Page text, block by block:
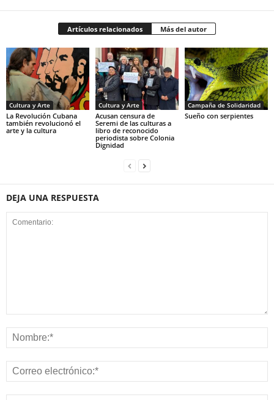
Artículos relacionados Más del autor
Cultura y Arte
La Revolución Cubana
también revolucionó el
arte y la cultura
Cultura y Arte
Acusan censura de
Seremi de las culturas a
libro de reconocido
periodista sobre Colonia
Dignidad
Campaña de Solidaridad
Sueño con serpientes
DEJA UNA RESPUESTA